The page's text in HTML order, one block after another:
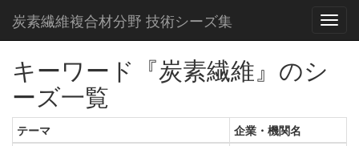
炭素繊維複合材分野 技術シーズ集
キーワード『炭素繊維』のシ
ーズ一覧
テーマ
企業・機関名